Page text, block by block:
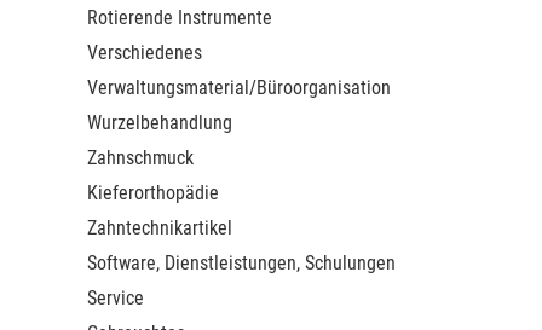
Rotierende Instrumente
Verschiedenes
Verwaltungsmaterial/Büroorganisation
Wurzelbehandlung
Zahnschmuck
Kieferorthopädie
Zahntechnikartikel
Software, Dienstleistungen, Schulungen
Service